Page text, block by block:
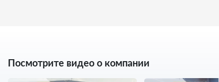
Посмотрите видео о компании